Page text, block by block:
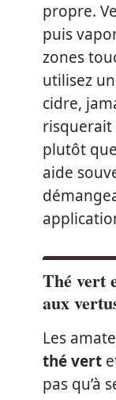
propre.
puis
zones
utilisez
cidre,
plutôt
aide
Thé vert
aux
Les
thé vert
pas qu’à